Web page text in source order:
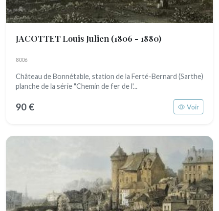
JACOTTET Louis Julien (1806 - 1880)
8006
Château de Bonnétable, station de la Ferté-Bernard (Sarthe)
planche de la série "Chemin de fer de l'...
90 € Voir